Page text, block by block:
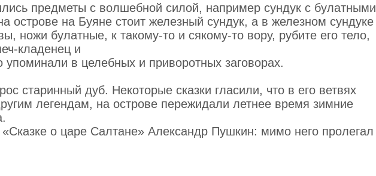
предметы с волшебной силой, например сундук с булатными
острове на Буяне стоит железный сундук, а в железном сундуке
ножи булатные, к такому-то и сякому-то вору, рубите его тело,
кладенец и
в целебных и приворотных заговорах .
старинный дуб . Некоторые сказки гласили, что в его ветвях
легендам, на острове пережидали летнее время зимние
о царе Салтане» Александр Пушкин : мимо него пролегал